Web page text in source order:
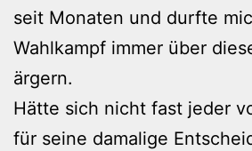
seit Monaten und durfte
Wahlkampf immer über
ärgern.
Hätte sich nicht fast jeder
für seine damalige